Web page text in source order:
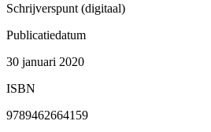
Schrijverspunt (digitaal)
Publicatiedatum
30 januari 2020
ISBN
9789462664159